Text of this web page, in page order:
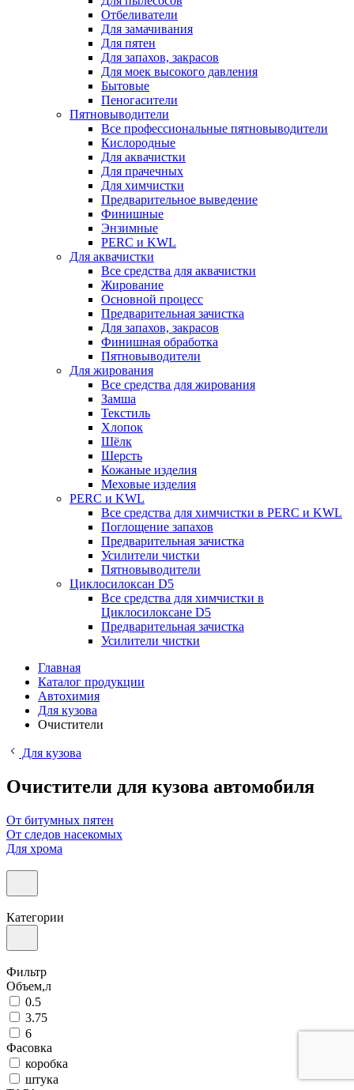
Отбеливатели
Для замачивания
Для пятен
Для запахов, закрасов
Для моек высокого давления
Бытовые
Пеногасители
Пятновыводители
Все профессиональные пятновыводители
Кислородные
Для аквачистки
Для прачечных
Для химчистки
Предварительное выведение
Финишные
Энзимные
PERC и KWL
Для аквачистки
Все средства для аквачистки
Жирование
Основной процесс
Предварительная зачистка
Для запахов, закрасов
Финишная обработка
Пятновыводители
Для жирования
Все средства для жирования
Замша
Текстиль
Хлопок
Шёлк
Шерсть
Кожаные изделия
Меховые изделия
PERC и KWL
Все средства для химчистки в PERC и KWL
Поглощение запахов
Предварительная зачистка
Усилители чистки
Пятновыводители
Циклосилоксан D5
Все средства для химчистки в
Циклосилоксане D5
Предварительная зачистка
Усилители чистки
Главная
Каталог продукции
Автохимия
Для кузова
Очистители
Для кузова
Очистители для кузова автомобиля
От битумных пятен
От следов насекомых
Для хрома
Категории
Фильтр
Объем,л
0.5
3.75
6
Фасовка
коробка
штука